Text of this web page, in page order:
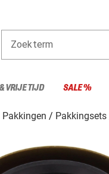
Zoekterm
VRIJE TIJD SALE %
Pakkingen Pakkingsets